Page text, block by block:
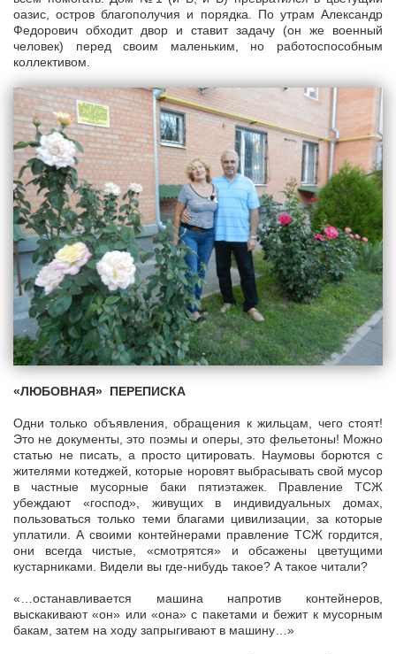
оазис, остров благополучия и порядка. По утрам Александр
Федорович обходит двор и ставит задачу (он же военный
человек) перед своим маленьким, но работоспособным
коллективом.
«ЛЮБОВНАЯ» ПЕРЕПИСКА
Одни только объявления, обращения к жильцам, чего стоят!
Это не документы, это поэмы и оперы, это фельетоны! Можно
статью не писать, а просто цитировать. Наумовы борются с
жителями котеджей, которые норовят выбрасывать свой мусор
в частные мусорные баки пятиэтажек. Правление ТСЖ
убеждают «господ», живущих в индивидуальных домах,
пользоваться только теми благами цивилизации, за которые
уплатили. А своими контейнерами правление ТСЖ гордится,
они всегда чистые, «смотрятся» и обсажены цветущими
кустарниками. Видели вы где-нибудь такое? А такое читали?
«…останавливается машина напротив контейнеров,
выскакивают «он» или «она» с пакетами и бежит к мусорным
бакам, затем на ходу запрыгивают в машину…»